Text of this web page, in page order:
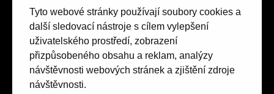
Tyto webové stránky používají soubory cookies a
další sledovací nástroje s cílem vylepšení
uživatelského prostředí, zobrazení
přizpůsobeného obsahu a reklam, analýzy
návštěvnosti webových stránek a zjištění zdroje
návštěvnosti.
Spolek přátel vydávání